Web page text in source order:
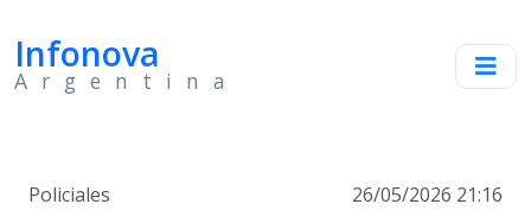
Infonova
Argentina
Policiales 26/05/2026 21:16